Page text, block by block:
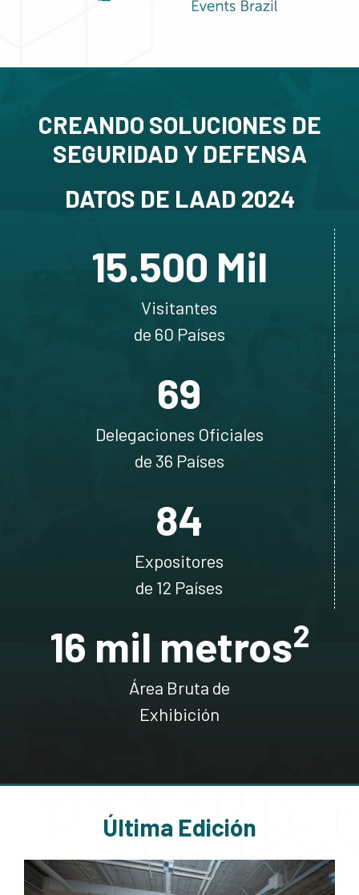
CREANDO SOLUCIONES DE
SEGURIDAD Y DEFENSA
DATOS DE LAAD 2024
15.500 Mil
Visitantes
de 60 Países
69
Delegaciones Oficiales
de 36 Países
84
Expositores
de 12 Países
16 mil metros2
Área Bruta de
Exhibición
Última Edición